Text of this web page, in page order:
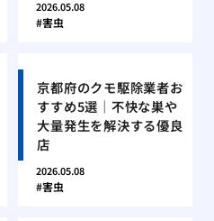
2026.05.08
害虫
京都府のクモ駆除業者お
すすめ5選｜不快な巣や
大量発生を解決する優良
店
2026.05.08
害虫